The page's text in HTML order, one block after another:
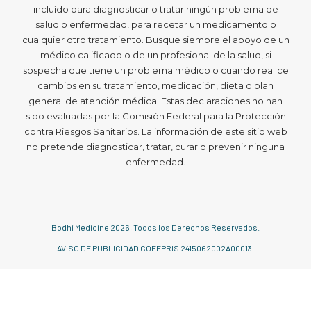
incluído para diagnosticar o tratar ningún problema de
salud o enfermedad, para recetar un medicamento o
cualquier otro tratamiento. Busque siempre el apoyo de un
médico calificado o de un profesional de la salud, si
sospecha que tiene un problema médico o cuando realice
cambios en su tratamiento, medicación, dieta o plan
general de atención médica. Estas declaraciones no han
sido evaluadas por la Comisión Federal para la Protección
contra Riesgos Sanitarios. La información de este sitio web
no pretende diagnosticar, tratar, curar o prevenir ninguna
enfermedad.
Bodhi Medicine 2026, Todos los Derechos Reservados.
AVISO DE PUBLICIDAD COFEPRIS 2415062002A00013.